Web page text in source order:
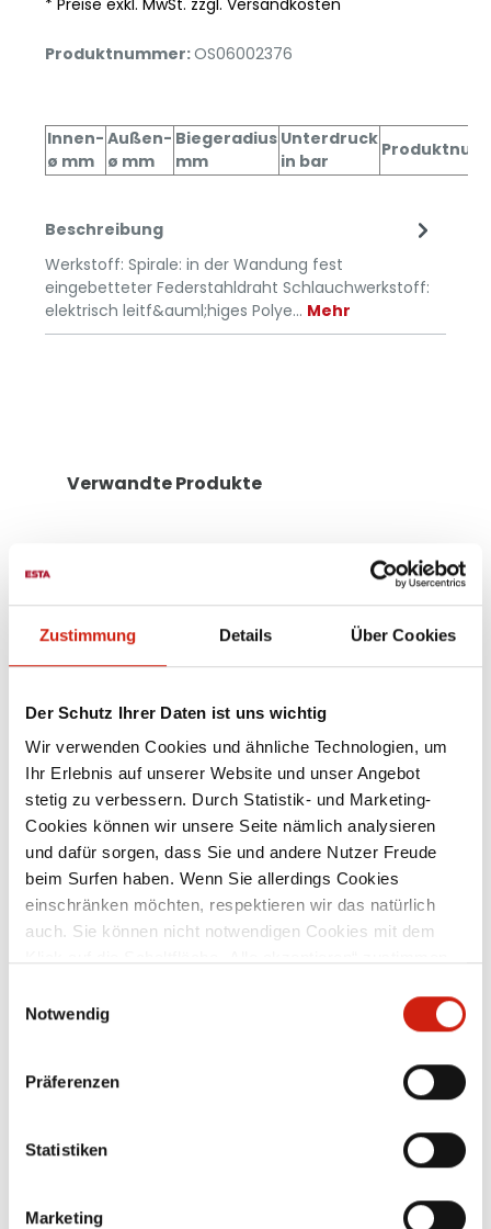
Zustimmung Details Über Cookies
Der Schutz Ihrer Daten ist uns wichtig
Wir verwenden Cookies und ähnliche Technologien, um
Ihr Erlebnis auf unserer Website und unser Angebot
stetig zu verbessern. Durch Statistik- und Marketing-
Cookies können wir unsere Seite nämlich analysieren
und dafür sorgen, dass Sie und andere Nutzer Freude
beim Surfen haben. Wenn Sie allerdings Cookies
einschränken möchten, respektieren wir das natürlich
auch. Sie können nicht notwendigen Cookies mit dem
alle Cookies auswählen.
Notwendig
Präferenzen
Statistiken
Marketing
* Preise exkl. MwSt. zzgl. Versandkosten
Produktnummer:OS06002376
Innen-
ø mm
Außen-
ø mm
Biegeradius
mm
Unterdruck
in bar
Beschreibung
Werkstoff: Spirale: in der Wandung fest
eingebetteter Federstahldraht Schlauchwerkstoff:
elektrisch leitf&auml;higes Polye… Mehr
Verwandte Produkte
Spezialschlauch für erhöhten
Funkenflug
Schlauchwerkstoff: spezialbeschichtetes,
durch äußeres Klemmprofil weitgehend
ca. +200 °C, kurzzeitig bis ca. +280 °C